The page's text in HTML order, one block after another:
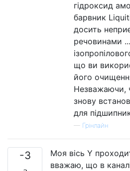
гідроксид
барвник
досить
речовинами
що ви
його
Незважаючи,
знову
для
— Грінлайн
-3
Моя вісь Y
вважаю, що в